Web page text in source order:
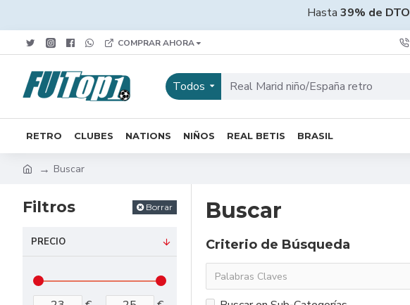
Hasta 39% de DTO
COMPRAR AHORA
Todos
RETRO CLUBES NATIONS NIÑOS REAL BETIS BRASIL
Buscar
Filtros Borrar
PRECIO
Buscar
Criterio de Búsqueda